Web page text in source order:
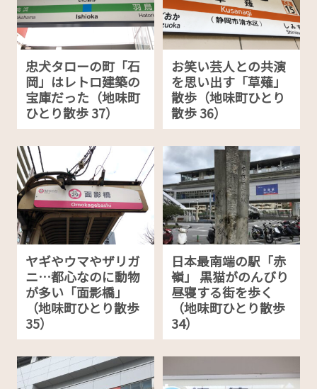
忠犬タローの町「石
岡」はレトロ建築の
宝庫だった（地味町
ひとり散歩 37）
お笑い芸人との共演
を思い出す「草薙」
散歩（地味町ひとり
散歩 36）
ヤギやウマやザリガ
ニ…都心なのに動物
が多い「面影橋」
（地味町ひとり散歩
35）
日本最南端の駅「赤
嶺」 黒猫がのんびり
昼寝する街を歩く
（地味町ひとり散歩
34）